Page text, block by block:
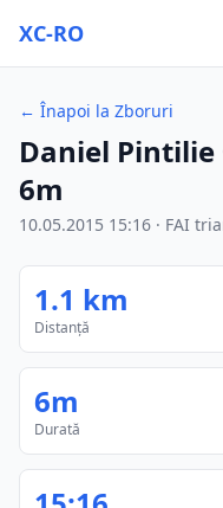
XC-RO
← Înapoi la Zboruri
Daniel Pintilie
6m
10.05.2015 15:16 · FAI
1.1 km
Distanță
6m
Durată